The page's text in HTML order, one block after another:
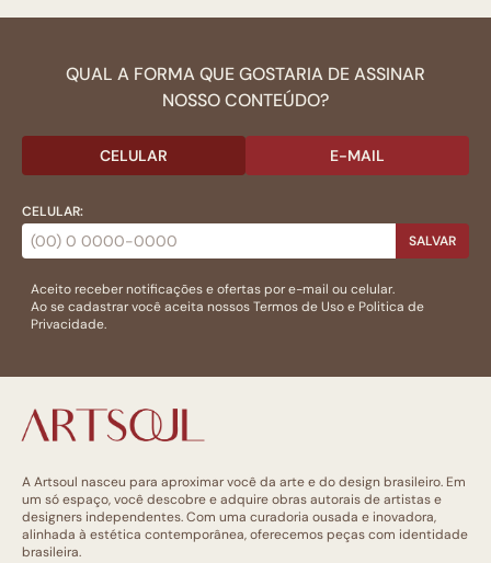
QUAL A FORMA QUE GOSTARIA DE ASSINAR
NOSSO CONTEÚDO?
CELULAR E-MAIL
CELULAR:
SALVAR
Aceito receber notificações e ofertas por e-mail ou celular.
Ao se cadastrar você aceita nossosTermos de Usoe Politica de
Privacidade.
A Artsoul nasceu para aproximar você da arte e do design brasileiro. Em
um só espaço, você descobre e adquire obras autorais de artistas e
designers independentes. Com uma curadoria ousada e inovadora,
alinhada à estética contemporânea, oferecemos peças com identidade
brasileira.